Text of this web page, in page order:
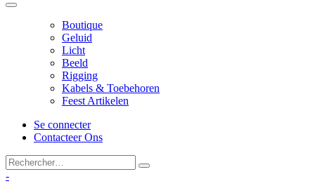
Boutique
Geluid
Licht
Beeld
Rigging
Kabels & Toebehoren
Feest Artikelen
Se connecter
Contacteer Ons
-